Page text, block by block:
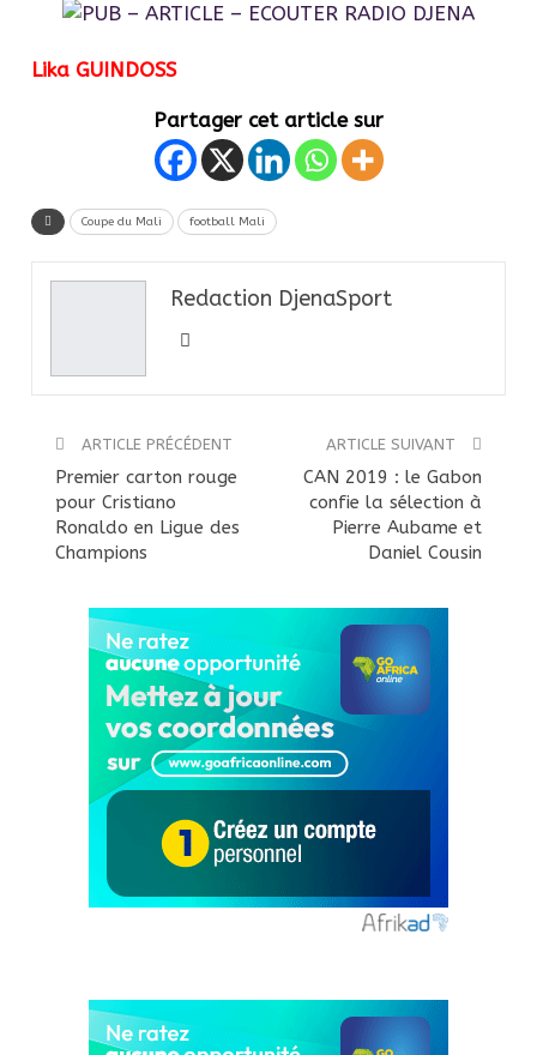
Lika GUINDOSS
Partager cet article sur
Coupe du Mali football Mali
Redaction DjenaSport
ARTICLE PRÉCÉDENT
Premier carton rouge
pour Cristiano
Ronaldo en Ligue des
Champions
ARTICLE SUIVANT
CAN 2019 : le Gabon
confie la sélection à
Pierre Aubame et
Daniel Cousin